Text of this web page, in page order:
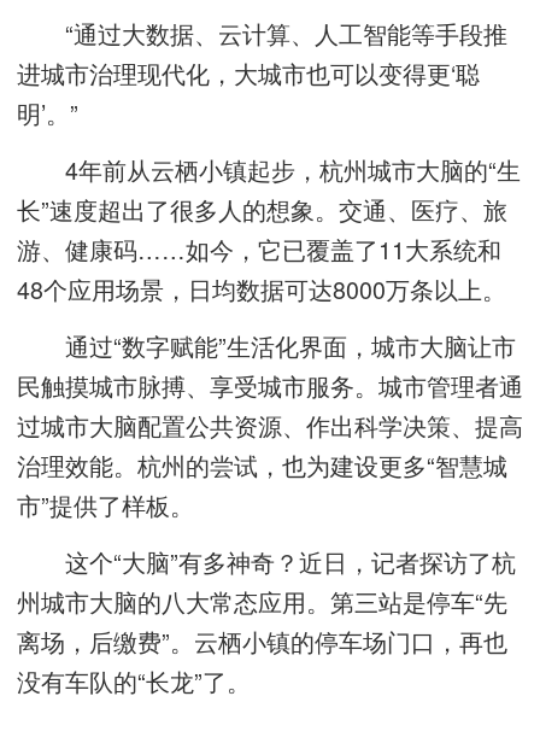
“通过大数据、云计算、人工智能等手段推
进城市治理现代化，大城市也可以变得更‘聪
明’。”
4年前从云栖小镇起步，杭州城市大脑的“生
长”速度超出了很多人的想象。交通、医疗、旅
游、健康码……如今，它已覆盖了11大系统和
48个应用场景，日均数据可达8000万条以上。
通过“数字赋能”生活化界面，城市大脑让市
民触摸城市脉搏、享受城市服务。城市管理者通
过城市大脑配置公共资源、作出科学决策、提高
治理效能。杭州的尝试，也为建设更多“智慧城
市”提供了样板。
这个“大脑”有多神奇？近日，记者探访了杭
州城市大脑的八大常态应用。第三站是停车“先
离场，后缴费”。云栖小镇的停车场门口，再也
没有车队的“长龙”了。